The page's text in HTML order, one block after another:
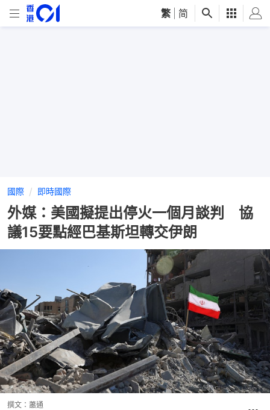
繁 简
國際 即時國際
外媒：美國擬提出停火一個月談判 協
議15要點經巴基斯坦轉交伊朗
撰文： 蕭通